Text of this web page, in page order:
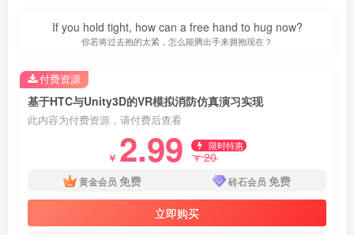
If you hold tight, how can a free hand to hug now?
你若将过去抱的太紧，怎么能腾出手来拥抱现在？
基于HTC与Unity3D的VR模拟消防仿真演习实现
此内容为付费资源，请付费后查看
￥ 2.99 限时特惠
￥20
黄金会员 免费 砖石会员 免费
立即购买
付费资源